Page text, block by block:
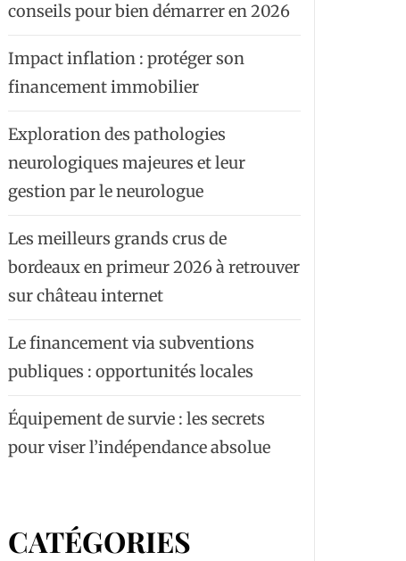
conseils pour bien démarrer en 2026
Impact inflation : protéger son
financement immobilier
Exploration des pathologies
neurologiques majeures et leur
gestion par le neurologue
Les meilleurs grands crus de
bordeaux en primeur 2026 à retrouver
sur château internet
Le financement via subventions
publiques : opportunités locales
Équipement de survie : les secrets
pour viser l’indépendance absolue
CATÉGORIES